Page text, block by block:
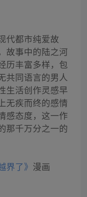
代都市纯爱故
故事中的陆之河
历丰富多样，包
共同语言的男人
生活创作灵感早
无疾而终的感情
感态度，这一作
那千万分之一的
界了》 漫画